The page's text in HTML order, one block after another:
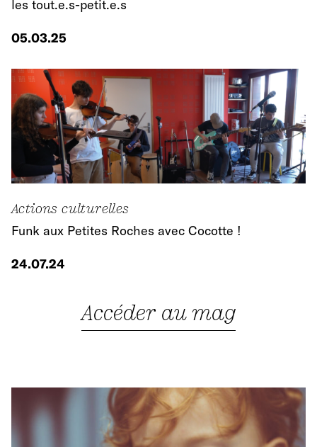
les tout.e.s-petit.e.s
05.03.25
Actions culturelles
Funk aux Petites Roches avec Cocotte !
24.07.24
Accéder au mag